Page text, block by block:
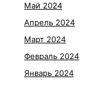
Май 2024
Апрель 2024
Март 2024
Февраль 2024
Январь 2024